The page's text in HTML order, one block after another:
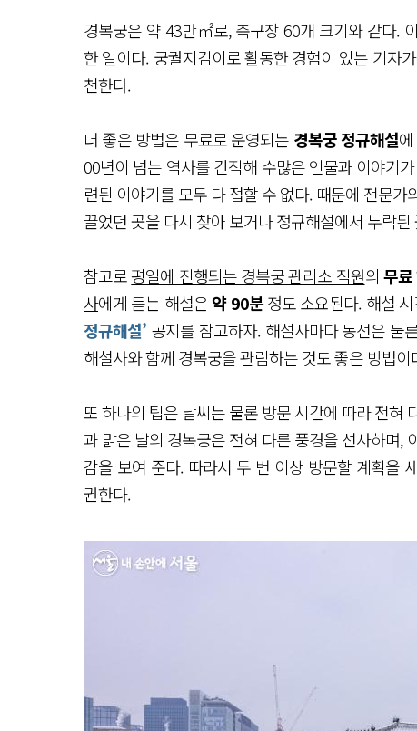
경복궁은 약 43만㎡로, 축구장 60개 크기와 같다.
한 일이다. 궁궐지킴이로 활동한 경험이 있는 기자
천한다.
더 좋은 방법은 무료로 운영되는 경복궁 정규해설
00년이 넘는 역사를 간직해 수많은 인물과 이야기
련된 이야기를 모두 다 접할 수 없다. 때문에 전문
끌었던 곳을 다시 찾아 보거나 정규해설에서 누락
참고로평일에 진행되는 경복궁 관리소 직원의 무
사에게 듣는 해설은약 90분정도 소요된다. 해설
정규해설’ 공지를 참고하자. 해설사마다 동선은 물
해설사와 함께 경복궁을 관람하는 것도 좋은 방법이
또 하나의 팁은 날씨는 물론 방문 시간에 따라 전혀
과 맑은 날의 경복궁은 전혀 다른 풍경을 선사하며,
감을 보여 준다. 따라서 두 번 이상 방문할 계획을
권한다.